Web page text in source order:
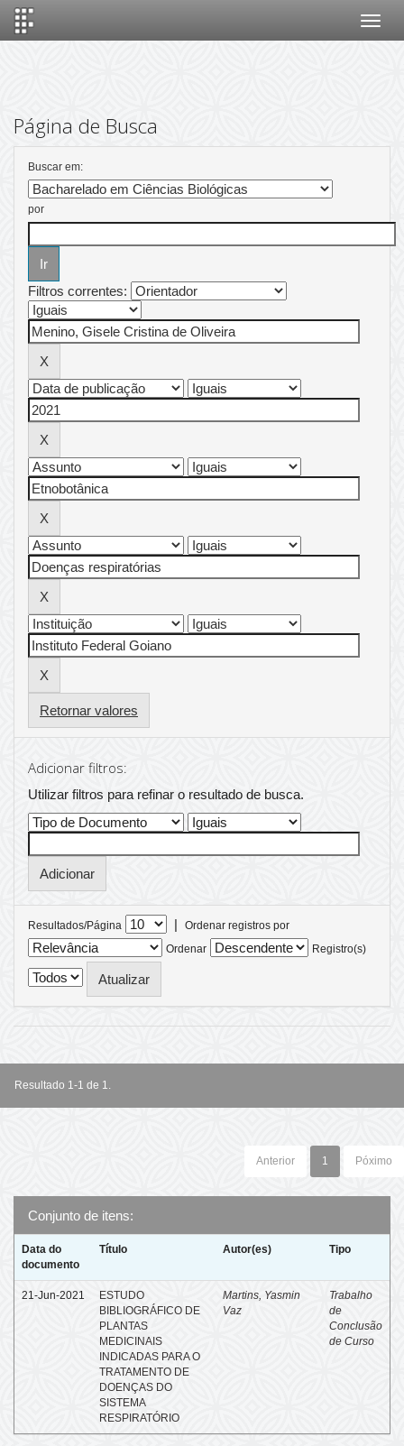
Página de Busca
Buscar em:
por
Filtros correntes:
Retornar valores
Adicionar filtros:
Utilizar filtros para refinar o resultado de busca.
Resultados/Página |
Ordenar registros por
Ordenar
Registro(s)
Resultado 1-1 de 1.
Anterior 1 Póximo
Conjunto de itens:
Data do
documento
Título Autor(es) Tipo
21-Jun-2021
ESTUDO
BIBLIOGRÁFICO DE
PLANTAS
MEDICINAIS
INDICADAS PARA O
TRATAMENTO DE
DOENÇAS DO
SISTEMA
RESPIRATÓRIO
Martins, Yasmin
Vaz
Trabalho
de
Conclusão
de Curso